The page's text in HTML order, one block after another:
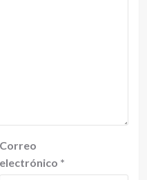
Correo
electrónico *